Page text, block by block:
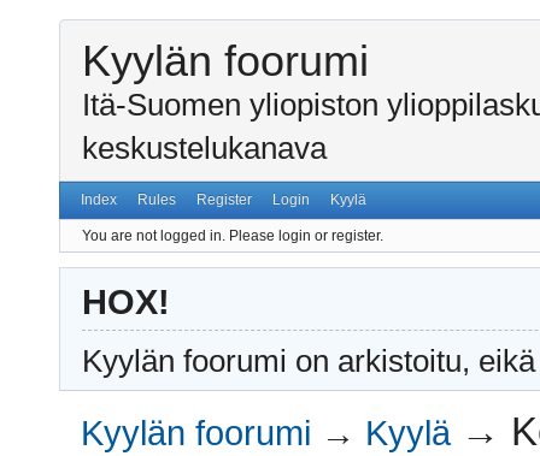
Kyylän foorumi
Itä-Suomen yliopiston
keskustelukanava
Index Rules Register Login Kyylä
You are not logged in. Please login or register.
HOX!
Kyylän foorumi on arkistoitu,
Kyylän foorumi → Kyylä →